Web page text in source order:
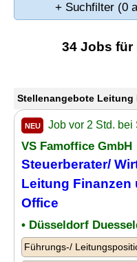
+ Suchfilter (0
34 Jobs für
Stellenangebote Leitung
NEU Job vor 2 Std. bei
VS Famoffice GmbH
Steuerberater/
Leitung Finanzen
Office
• Düsseldorf
Führungs-/